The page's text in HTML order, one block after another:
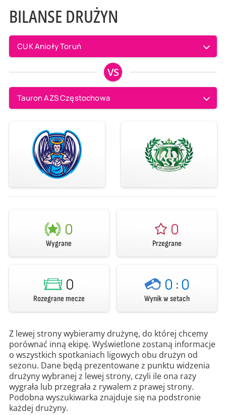
BILANSE DRUŻYN
CUK Anioły Toruń
VS
Tauron AZS Częstochowa
0
Wygrane
0
Przegrane
0
Rozegrane mecze
0 : 0
Wynik w setach
Z lewej strony wybieramy drużynę, do której chcemy
porównać inną ekipę. Wyświetlone zostaną informacje
o wszystkich spotkaniach ligowych obu drużyn od
sezonu. Dane będą prezentowane z punktu widzenia
drużyny wybranej z lewej strony, czyli ile ona razy
wygrała lub przegrała z rywalem z prawej strony.
Podobna wyszukiwarka znajduje się na podstronie
każdej drużyny.